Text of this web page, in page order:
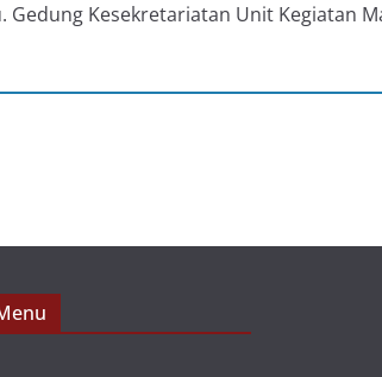
Kesekretariatan Unit Kegiatan